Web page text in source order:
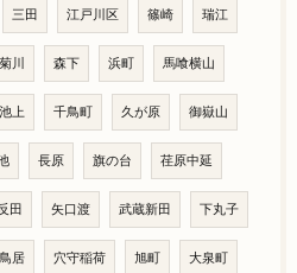
三田 江戸川区 篠崎 瑞江
菊川 森下 浜町 馬喰横山
池上 千鳥町 久が原 御嶽山
長原 旗の台 荏原中延
田 矢口渡 武蔵新田 下丸子
居 穴守稲荷 旭町 大泉町